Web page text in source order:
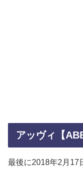
アッヴィ【
最後に2018年2月17